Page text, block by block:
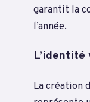
garantit la
l’année.
La création